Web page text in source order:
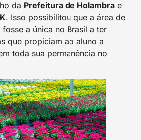
da Prefeitura de Holambra e
. Isso possibilitou que a área de
a única no Brasil a ter
que propiciam ao aluno a
toda sua permanência no